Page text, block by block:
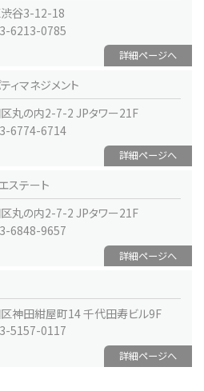
谷3-12-18
6213-0785
詳細ページへ
ィマネジメント
丸の内2-7-2 JPタワー21F
6774-6714
詳細ページへ
ステート
丸の内2-7-2 JPタワー21F
6848-9657
詳細ページへ
神田紺屋町14 千代田寿ビル9F
5157-0117
詳細ページへ